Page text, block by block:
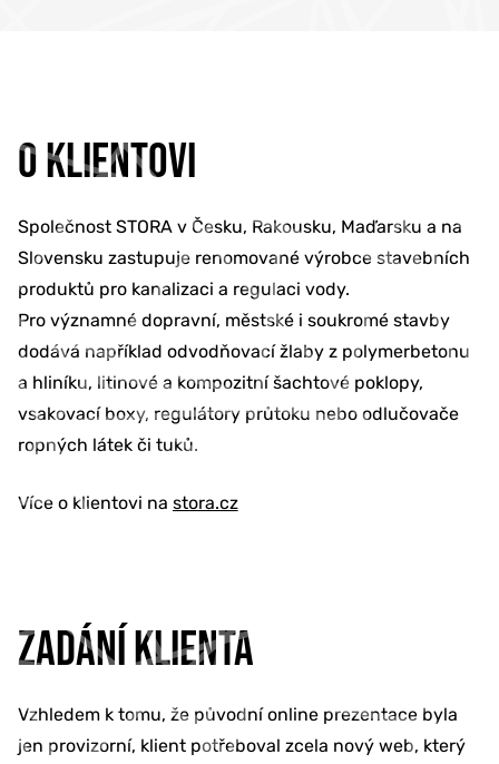
O KLIENTOVI
Společnost STORA v Česku, Rakousku, Maďarsku a na
Slovensku zastupuje renomované výrobce stavebních
produktů pro kanalizaci a regulaci vody.
Pro významné dopravní, městské i soukromé stavby
dodává například odvodňovací žlaby z polymerbetonu
a hliníku, litinové a kompozitní šachtové poklopy,
vsakovací boxy, regulátory průtoku nebo odlučovače
ropných látek či tuků.
Více o klientovi na stora.cz
ZADÁNÍ KLIENTA
Vzhledem k tomu, že původní online prezentace byla
jen provizorní, klient potřeboval zcela nový web, který